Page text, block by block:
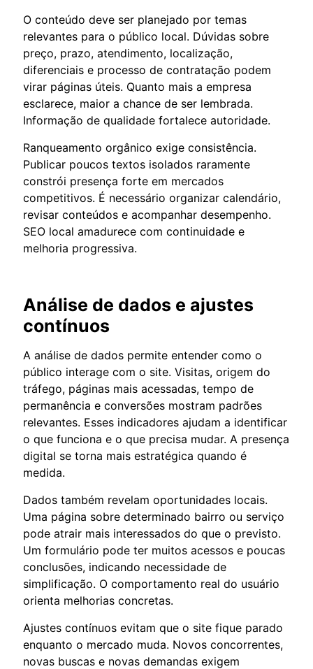
O conteúdo deve ser planejado por temas
relevantes para o público local. Dúvidas sobre
preço, prazo, atendimento, localização,
diferenciais e processo de contratação podem
virar páginas úteis. Quanto mais a empresa
esclarece, maior a chance de ser lembrada.
Informação de qualidade fortalece autoridade.
Ranqueamento orgânico exige consistência.
Publicar poucos textos isolados raramente
constrói presença forte em mercados
competitivos. É necessário organizar calendário,
revisar conteúdos e acompanhar desempenho.
SEO local amadurece com continuidade e
melhoria progressiva.
Análise de dados e ajustes
contínuos
A análise de dados permite entender como o
público interage com o site. Visitas, origem do
tráfego, páginas mais acessadas, tempo de
permanência e conversões mostram padrões
relevantes. Esses indicadores ajudam a identificar
o que funciona e o que precisa mudar. A presença
digital se torna mais estratégica quando é
medida.
Dados também revelam oportunidades locais.
Uma página sobre determinado bairro ou serviço
pode atrair mais interessados do que o previsto.
Um formulário pode ter muitos acessos e poucas
conclusões, indicando necessidade de
simplificação. O comportamento real do usuário
orienta melhorias concretas.
Ajustes contínuos evitam que o site fique parado
enquanto o mercado muda. Novos concorrentes,
novas buscas e novas demandas exigem